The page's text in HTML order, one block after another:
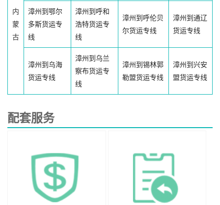
内
蒙
古
漳州到鄂尔
多斯货运专
线
漳州到呼和
浩特货运专
线
漳州到呼伦贝
尔货运专线
漳州到通辽
货运专线
漳州到乌海
货运专线
漳州到乌兰
察布货运专
线
漳州到锡林郭
勒盟货运专线
漳州到兴安
盟货运专线
配套服务